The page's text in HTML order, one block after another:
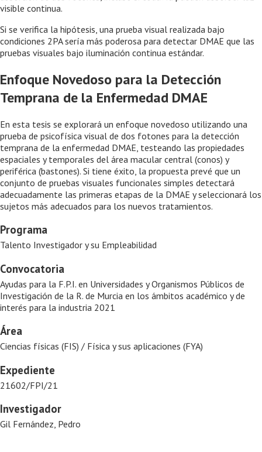
visible continua.
Si se verifica la hipótesis, una prueba visual realizada bajo
condiciones 2PA sería más poderosa para detectar DMAE que las
pruebas visuales bajo iluminación continua estándar.
Enfoque Novedoso para la Detección
Temprana de la Enfermedad DMAE
En esta tesis se explorará un enfoque novedoso utilizando una
prueba de psicofísica visual de dos fotones para la detección
temprana de la enfermedad DMAE, testeando las propiedades
espaciales y temporales del área macular central (conos) y
periférica (bastones). Si tiene éxito, la propuesta prevé que un
conjunto de pruebas visuales funcionales simples detectará
adecuadamente las primeras etapas de la DMAE y seleccionará los
sujetos más adecuados para los nuevos tratamientos.
Programa
Talento Investigador y su Empleabilidad
Convocatoria
Ayudas para la F.P.I. en Universidades y Organismos Públicos de
Investigación de la R. de Murcia en los ámbitos académico y de
interés para la industria 2021
Área
Ciencias físicas (FIS) / Física y sus aplicaciones (FYA)
Expediente
21602/FPI/21
Investigador
Gil Fernández, Pedro